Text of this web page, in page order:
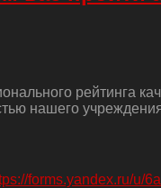
рейтинга
нашего
forms.yandex.ru/u/